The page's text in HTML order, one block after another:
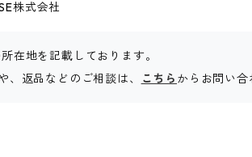
株式会社
在地を記載しております。
返品などのご相談は、
こちら からお問い合